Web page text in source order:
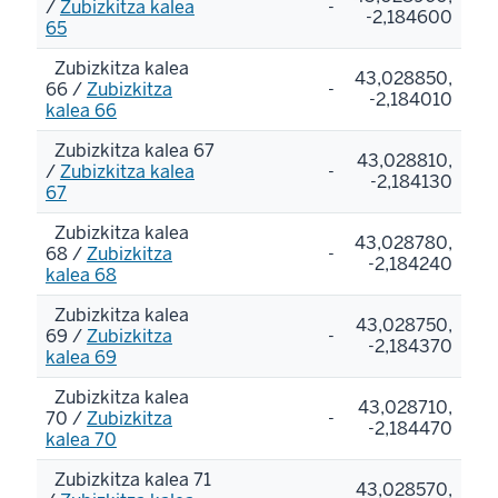
/Zubizkitza kalea
65
-
-2,184600
Zubizkitza kalea
66 /Zubizkitza
kalea 66
-
43,028850,
-2,184010
Zubizkitza kalea 67
/Zubizkitza kalea
67
-
43,028810,
-2,184130
Zubizkitza kalea
68 /Zubizkitza
kalea 68
-
43,028780,
-2,184240
Zubizkitza kalea
69 /Zubizkitza
kalea 69
-
43,028750,
-2,184370
Zubizkitza kalea
70 /Zubizkitza
kalea 70
-
43,028710,
-2,184470
Zubizkitza kalea 71
43,028570,